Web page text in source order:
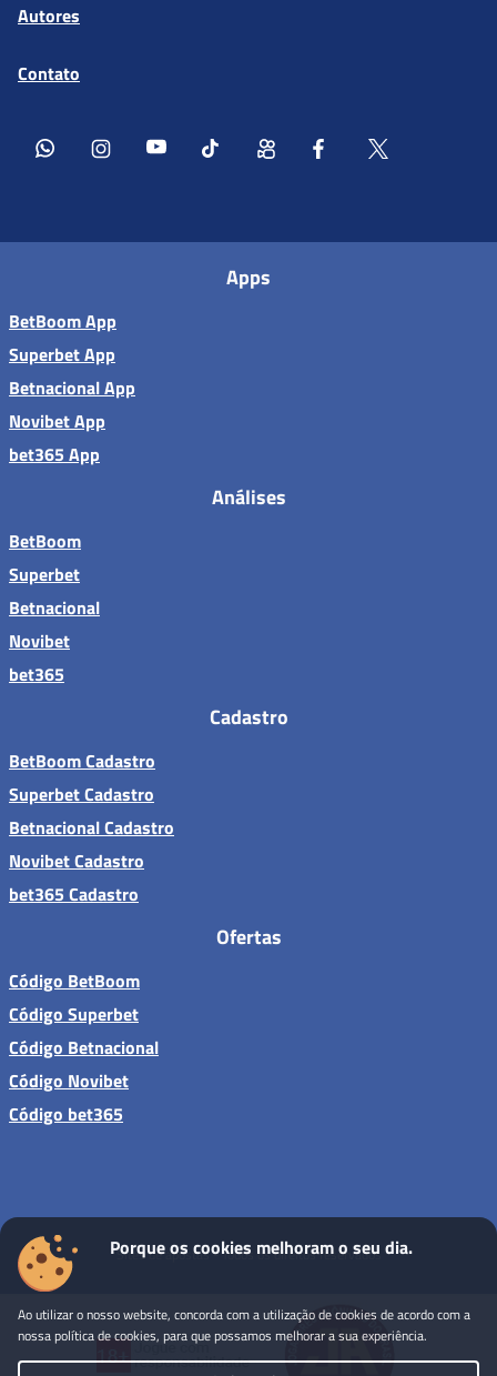
Autores
Contato
Apps
BetBoom App
Superbet App
Betnacional App
Novibet App
bet365 App
Análises
BetBoom
Superbet
Betnacional
Novibet
bet365
Cadastro
BetBoom Cadastro
Superbet Cadastro
Betnacional Cadastro
Novibet Cadastro
bet365 Cadastro
Ofertas
Código BetBoom
Código Superbet
Código Betnacional
Código Novibet
Código bet365
Sites de apostas - Todos os direitos reservados
Porque os cookies melhoram o seu dia.
Ao utilizar o nosso website, concorda com a utilização de cookies de acordo com a
nossa política de cookies, para que possamos melhorar a sua experiência.